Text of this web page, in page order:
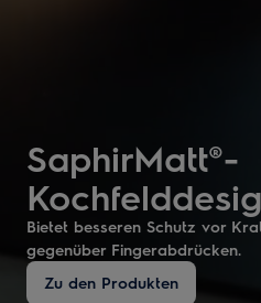
SaphirMatt®-
Bietet besseren Schutz vor
gegenüber Fingerabdrücken.
Zu den Produkten